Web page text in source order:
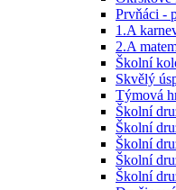
Prvňáci -
1.A
2.A
Školní
Skvělý
Týmová
Školní
Školní
Školní
Školní
Školní